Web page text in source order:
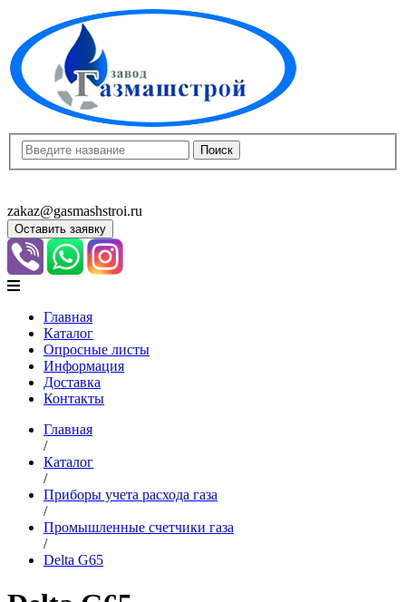
zakaz@gasmashstroi.ru
Оставить заявку
Главная
Каталог
Опросные листы
Информация
Доставка
Контакты
Главная
/
Каталог
/
Приборы учета расхода газа
/
Промышленные счетчики газа
/
Delta G65